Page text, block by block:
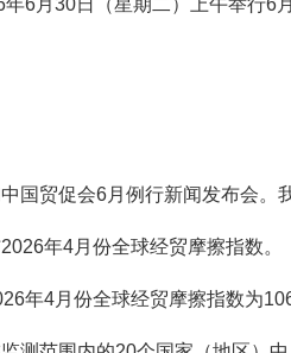
6月30日（星期二）上午举行6
中国贸促会6月例行新闻发布会
年4月份全球经贸摩擦指数。
年4月份全球经贸摩擦指数为